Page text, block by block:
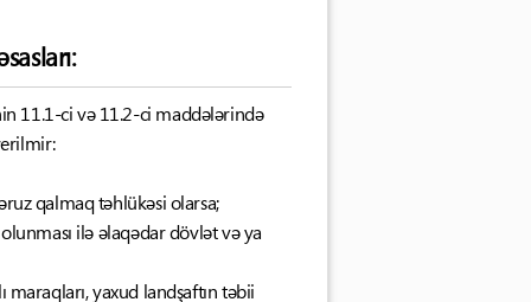
11.1-ci və 11.2-ci maddələrində
qalmaq təhlükəsi olarsa;
ilə əlaqədar dövlət və ya
yaxud landşaftın təbii